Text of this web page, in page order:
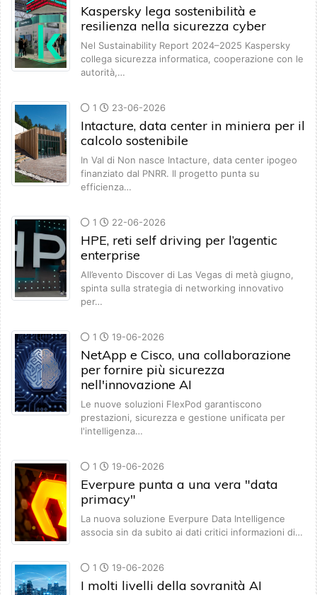
Kaspersky lega sostenibilità e
resilienza nella sicurezza cyber
Nel Sustainability Report 2024–2025 Kaspersky
collega sicurezza informatica, cooperazione con le
autorità,…
1 23-06-2026
Intacture, data center in miniera per il
calcolo sostenibile
In Val di Non nasce Intacture, data center ipogeo
finanziato dal PNRR. Il progetto punta su
efficienza…
1 22-06-2026
HPE, reti self driving per l’agentic
enterprise
All’evento Discover di Las Vegas di metà giugno,
spinta sulla strategia di networking innovativo
per…
1 19-06-2026
NetApp e Cisco, una collaborazione
per fornire più sicurezza
nell'innovazione AI
Le nuove soluzioni FlexPod garantiscono
prestazioni, sicurezza e gestione unificata per
l'intelligenza…
1 19-06-2026
Everpure punta a una vera "data
primacy"
La nuova soluzione Everpure Data Intelligence
associa sin da subito ai dati critici informazioni di…
1 19-06-2026
I molti livelli della sovranità AI